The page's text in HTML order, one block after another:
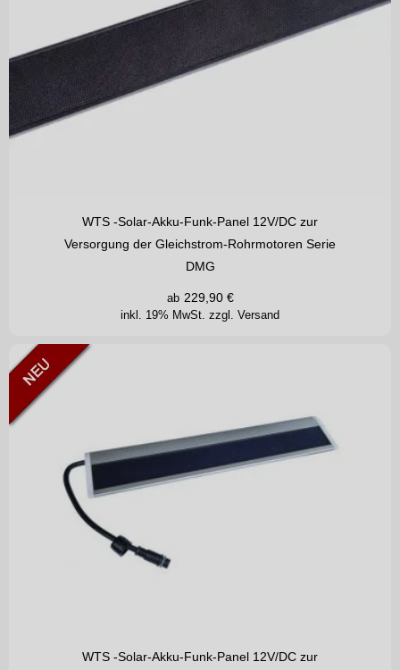
WTS -Solar-Akku-Funk-Panel 12V/DC zur
Versorgung der Gleichstrom-Rohrmotoren Serie
DMG
inkl. 19% MwSt. zzgl. Versand
ab 229,90€
WTS -Solar-Akku-Funk-Panel 12V/DC zur